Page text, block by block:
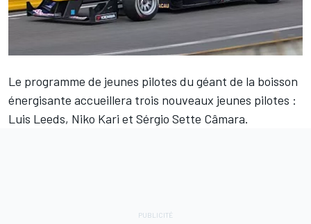
Le programme de jeunes pilotes du géant de la boisson
énergisante accueillera trois nouveaux jeunes pilotes :
Luis Leeds, Niko Kari et Sérgio Sette Câmara.